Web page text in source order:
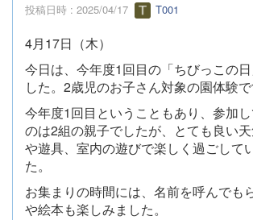
投稿日時 : 2025/04/17 T001
4月17日（木）
今日は、今年度1回目の「ちびっこの
した。2歳児のお子さん対象の園体験で
今年度1回目ということもあり、参加
のは2組の親子でしたが、とても良い
や遊具、室内の遊びで楽しく過ごして
た。
お集まりの時間には、名前を呼んでも
や絵本も楽しみました。